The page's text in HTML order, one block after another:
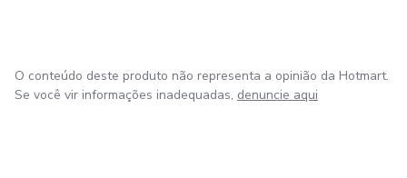
O conteúdo deste produto não representa a opinião da Hotmart.
Se você vir informações inadequadas, denuncie aqui